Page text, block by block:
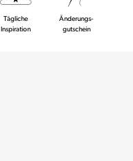
Tägliche
Inspiration
Änderungs-
gutschein